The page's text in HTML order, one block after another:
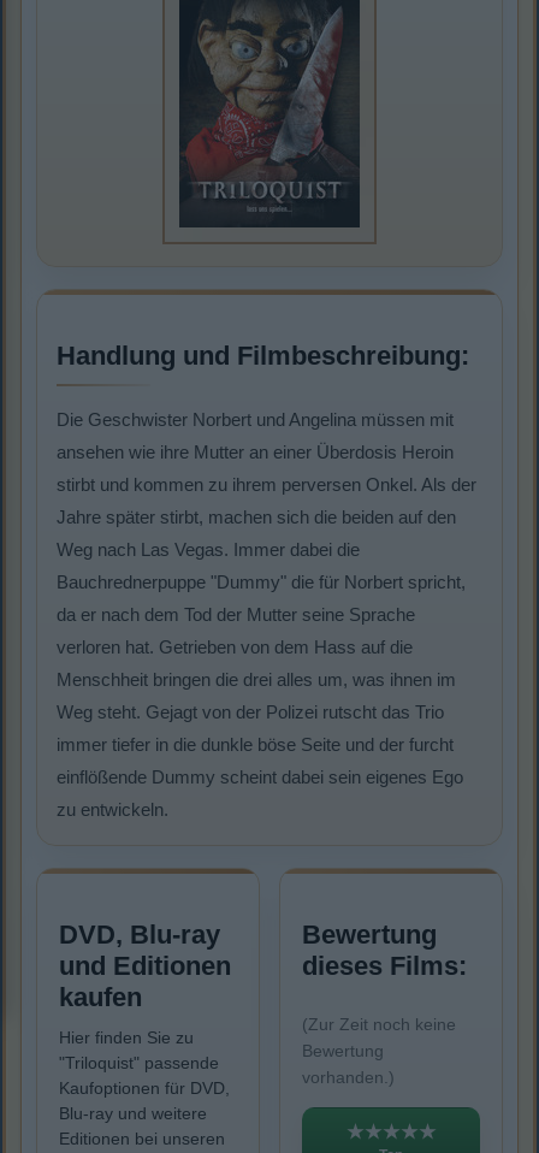
Handlung und Filmbeschreibung:
Die Geschwister Norbert und Angelina müssen mit
ansehen wie ihre Mutter an einer Überdosis Heroin
stirbt und kommen zu ihrem perversen Onkel. Als der
Jahre später stirbt, machen sich die beiden auf den
Weg nach Las Vegas. Immer dabei die
Bauchrednerpuppe "Dummy" die für Norbert spricht,
da er nach dem Tod der Mutter seine Sprache
verloren hat. Getrieben von dem Hass auf die
Menschheit bringen die drei alles um, was ihnen im
Weg steht. Gejagt von der Polizei rutscht das Trio
immer tiefer in die dunkle böse Seite und der furcht
einflößende Dummy scheint dabei sein eigenes Ego
zu entwickeln.
DVD, Blu-ray
und Editionen
kaufen
Hier finden Sie zu
"Triloquist" passende
Kaufoptionen für DVD,
Blu-ray und weitere
Editionen bei unseren
Bewertung
dieses Films:
(Zur Zeit noch keine
Bewertung
vorhanden.)
★★★★★